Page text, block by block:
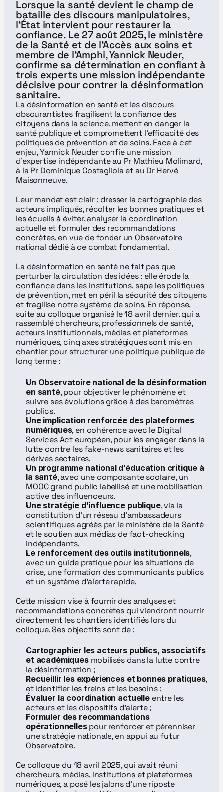
Lorsque la santé devient le champ de
bataille des discours manipulatoires,
l’État intervient pour restaurer la
confiance. Le 27 août 2025, le ministère
de la Santé et de l’Accès aux soins et
membre de l'Amphi, Yannick Neuder,
confirme sa détermination en confiant à
trois experts une mission indépendante
décisive pour contrer la désinformation
sanitaire.
La désinformation en santé et les discours
obscurantistes fragilisent la confiance des
citoyens dans la science, mettent en danger la
santé publique et compromettent l’efficacité des
politiques de prévention et de soins. Face à cet
enjeu, Yannick Neuder confie une mission
d’expertise indépendante au Pr Mathieu Molimard,
à la Pr Dominique Costagliola et au Dr Hervé
Maisonneuve.
Leur mandat est clair : dresser la cartographie des
acteurs impliqués, récolter les bonnes pratiques et
les écueils à éviter, analyser la coordination
actuelle et formuler des recommandations
concrètes, en vue de fonder un Observatoire
national dédié à ce combat fondamental.
La désinformation en santé ne fait pas que
perturber la circulation des idées : elle érode la
confiance dans les institutions, sape les politiques
de prévention, met en péril la sécurité des citoyens
et fragilise notre système de soins. En réponse,
suite au colloque organisé le 18 avril dernier, qui a
rassemblé chercheurs, professionnels de santé,
acteurs institutionnels, médias et plateformes
numériques, cinq axes stratégiques sont mis en
chantier pour structurer une politique publique de
long terme :
Un Observatoire national de la désinformation
en santé, pour objectiver le phénomène et
suivre ses évolutions grâce à des baromètres
publics.
Une implication renforcée des plateformes
numériques, en cohérence avec le Digital
Services Act européen, pour les engager dans la
lutte contre les fake-news sanitaires et les
dérives sectaires.
Un programme national d’éducation critique à
la santé, avec une composante scolaire, un
MOOC grand public labellisé et une mobilisation
active des influenceurs.
Une stratégie d’influence publique, via la
constitution d’un réseau d’ambassadeurs
scientifiques agréés par le ministère de la Santé
et le soutien aux médias de fact-checking
indépendants.
Le renforcement des outils institutionnels,
avec un guide pratique pour les situations de
crise, une formation des communicants publics
et un système d’alerte rapide.
Cette mission vise à fournir des analyses et
recommandations concrètes qui viendront nourrir
directement les chantiers identifiés lors du
colloque. Ses objectifs sont de :
Cartographier les acteurs publics, associatifs
et académiques mobilisés dans la lutte contre
la désinformation ;
Recueillir les expériences et bonnes pratiques,
et identifier les freins et les besoins ;
Évaluer la coordination actuelle entre les
acteurs et les dispositifs d’alerte ;
Formuler des recommandations
opérationnelles pour renforcer et pérenniser
une stratégie nationale, en appui au futur
Observatoire.
Ce colloque du 18 avril 2025, qui avait réuni
chercheurs, médias, institutions et plateformes
numériques, a posé les jalons d’une riposte